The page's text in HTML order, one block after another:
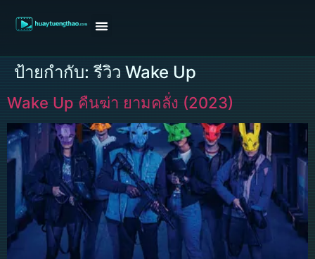
ป้ายกำกับ: รีวิว Wake Up
Wake Up คืนฆ่า ยามคลั่ง (2023)